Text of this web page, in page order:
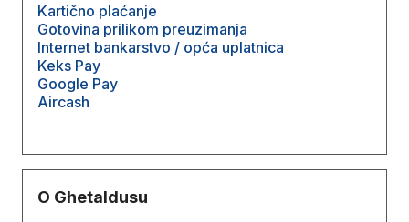
Kartično plaćanje
Gotovina prilikom preuzimanja
Internet bankarstvo / opća uplatnica
Keks Pay
Google Pay
Aircash
O Ghetaldusu